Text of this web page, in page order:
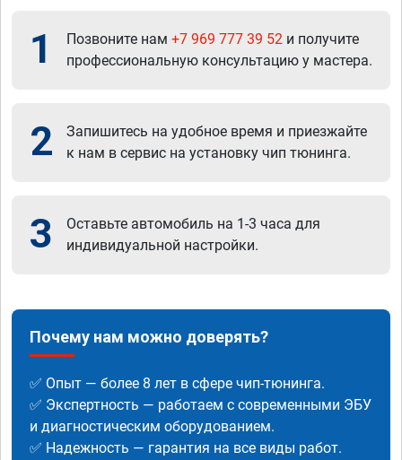
1 Позвоните нам +7 969 777 39 52 и получите
профессиональную консультацию у мастера.
2
Запишитесь на удобное время и приезжайте
к нам в сервис на установку чип тюнинга.
3
Оставьте автомобиль на 1-3 часа для
индивидуальной настройки.
Почему нам можно доверять?
✅ Опыт — более 8 лет в сфере чип-тюнинга.
✅ Экспертность — работаем с современными ЭБУ
и диагностическим оборудованием.
✅ Надежность — гарантия на все виды работ.